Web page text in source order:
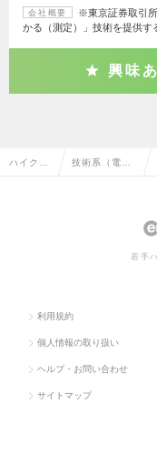
会社概要
※東京証券取引
かる（測定）」技術を提供す
興味
ハイクラ 技術系（電
若手
利用規約
個人情報の取り扱い
ヘルプ・お問い合わせ
サイトマップ